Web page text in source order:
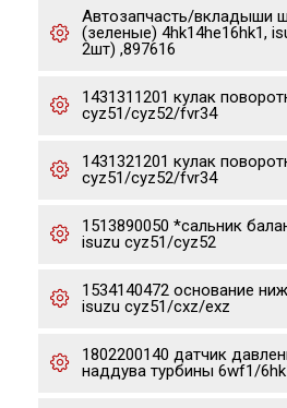
Автозапчасть/вкладыши
(зеленые) 4hk14he16hk1,
2шт) ,897616
1431311201 кулак
cyz51/cyz52/fvr34
1431321201 кулак
cyz51/cyz52/fvr34
1513890050 *сальник
isuzu cyz51/cyz52
1534140472 основание
isuzu cyz51/cxz/exz
1802200140 датчик
наддува турбины 6wf1/